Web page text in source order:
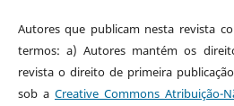
Autores que publicam nesta revista
termos: a) Autores mantém os
revista o direito de primeira
sob a Creative Commons Atribuição-